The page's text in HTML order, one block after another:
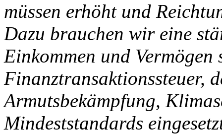
müssen erhöht und
Dazu brauchen wir eine
Einkommen und Vermögen
Finanztransaktionssteuer,
Armutsbekämpfung,
Mindeststandards